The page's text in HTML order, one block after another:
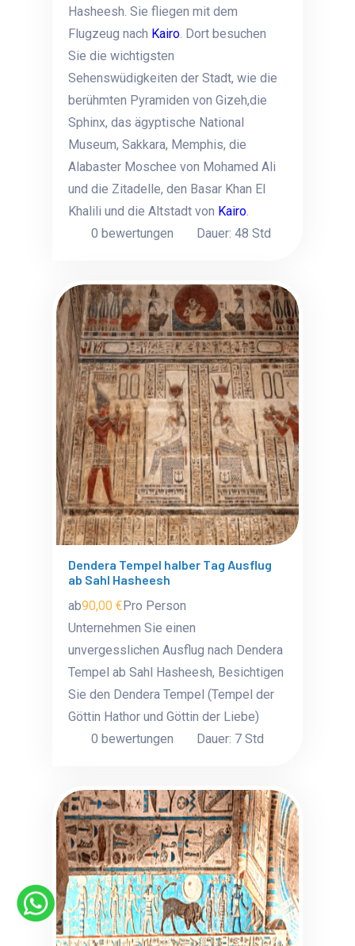
Hasheesh. Sie fliegen mit dem
Flugzeug nach Kairo. Dort besuchen
Sie die wichtigsten
Sehenswüdigkeiten der Stadt, wie die
berühmten Pyramiden von Gizeh,die
Sphinx, das ägyptische National
Museum, Sakkara, Memphis, die
Alabaster Moschee von Mohamed Ali
und die Zitadelle, den Basar Khan El
Khalili und die Altstadt von Kairo.
0 bewertungen
Dauer: 48 Std
Dendera Tempel halber Tag Ausflug
ab Sahl Hasheesh
ab90,00 €Pro Person
Unternehmen Sie einen
unvergesslichen Ausflug nach Dendera
Tempel ab Sahl Hasheesh, Besichtigen
Sie den Dendera Tempel(Tempel der
Göttin Hathor und Göttin der Liebe)
0 bewertungen
Dauer: 7 Std